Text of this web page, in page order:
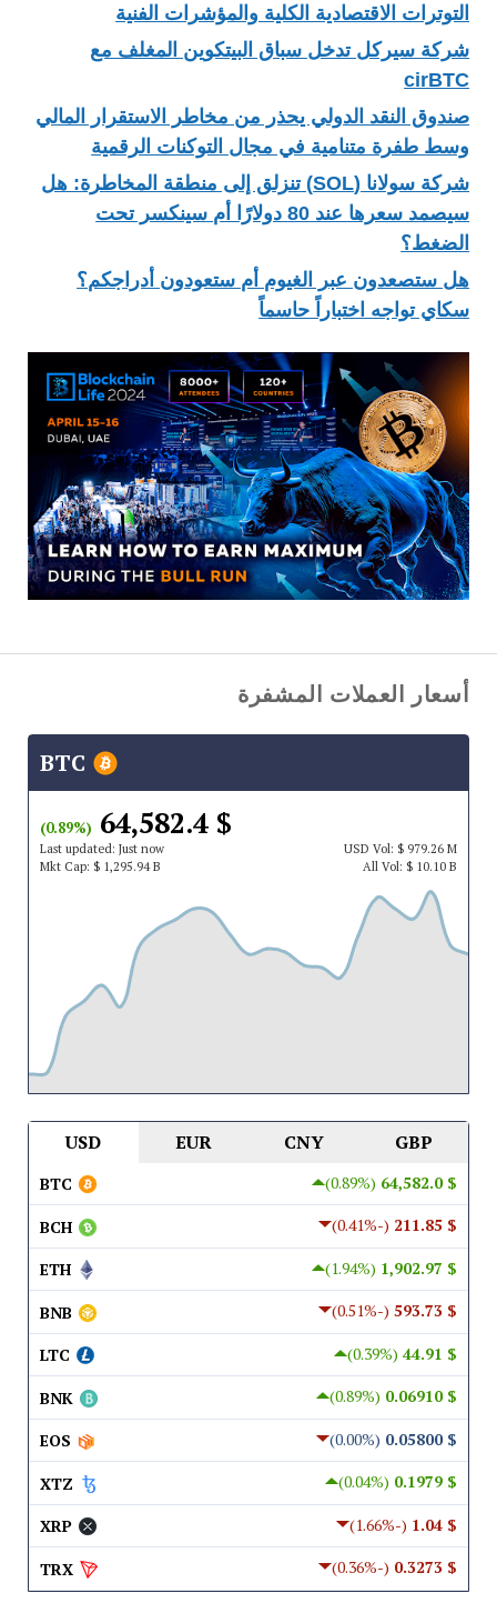
التوترات الاقتصادية الكلية والمؤشرات الفنية
شركة سيركل تدخل سباق البيتكوين المغلف مع
cirBTC
صندوق النقد الدولي يحذر من مخاطر الاستقرار المالي
وسط طفرة متنامية في مجال التوكنات الرقمية
شركة سولانا (SOL) تنزلق إلى منطقة المخاطرة: هل
سيصمد سعرها عند 80 دولارًا أم سينكسر تحت
الضغط؟
هل ستصعدون عبر الغيوم أم ستعودون أدراجكم؟
سكاي تواجه اختباراً حاسماً
أسعار العملات المشفرة
$ 64,582.4
(0.89%)
Last updated: Just now USDVol: $ 979.26 M
Mkt Cap: $ 1,295.94 B All Vol: $ 10.10 B
USD EUR CNY GBP
$ 64,582.0
(0.89%)
BTC
$ 211.85
(-0.41%)
BCH
$ 1,902.97
(1.94%)
ETH
$ 593.73
(-0.51%)
BNB
$ 44.91
(0.39%)
LTC
$ 0.06910
(0.89%)
BNK
$ 0.05800
(0.00%)
EOS
$ 0.1979
(0.04%)
XTZ
$ 1.04
(-1.66%)
XRP
$ 0.3273
(-0.36%)
TRX